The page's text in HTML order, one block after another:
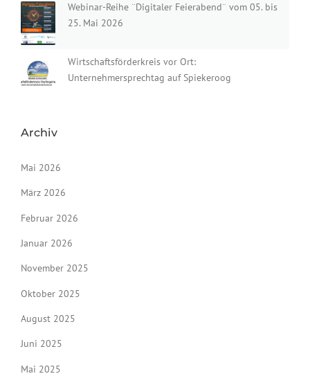
Webinar-Reihe ¨Digitaler Feierabend¨ vom 05. bis
25. Mai 2026
Wirtschaftsförderkreis vor Ort:
Unternehmersprechtag auf Spiekeroog
Archiv
Mai 2026
März 2026
Februar 2026
Januar 2026
November 2025
Oktober 2025
August 2025
Juni 2025
Mai 2025